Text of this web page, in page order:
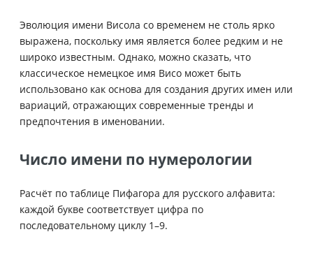
Эволюция имени Висола со временем не столь ярко
выражена, поскольку имя является более редким и не
широко известным. Однако, можно сказать, что
классическое немецкое имя Висо может быть
использовано как основа для создания других имен или
вариаций, отражающих современные тренды и
предпочтения в именовании.
Число имени по нумерологии
Расчёт по таблице Пифагора для русского алфавита:
каждой букве соответствует цифра по
последовательному циклу 1–9.